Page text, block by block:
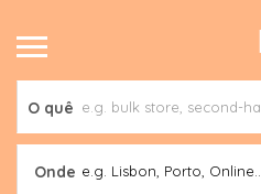
O quê
Onde e.g. Lisbon, Porto, Online..